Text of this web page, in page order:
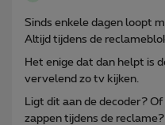
Sinds enkele dagen loopt
Altijd tijdens de
Het enige dat dan helpt is
vervelend zo tv kijken.
Ligt dit aan de decoder?
zappen tijdens de reclame?